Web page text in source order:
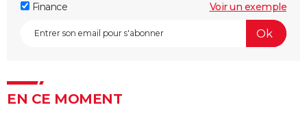
Finance Voir un exemple
EN CE MOMENT